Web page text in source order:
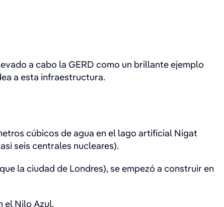
a cabo la GERD como un brillante ejemplo
a esta infraestructura.
cúbicos de agua en el lago artificial Nigat
seis centrales nucleares).
la ciudad de Londres), se empezó a construir en
el Nilo Azul.